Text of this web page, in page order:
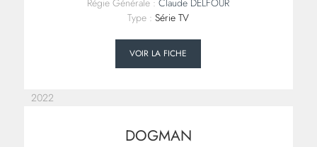
Régie Générale : Claude DELFOUR
Type : Série TV
VOIR LA FICHE
2022
DOGMAN